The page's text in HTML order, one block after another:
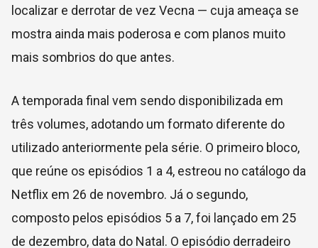
localizar e derrotar de vez Vecna — cuja ameaça se
mostra ainda mais poderosa e com planos muito
mais sombrios do que antes.
A temporada final vem sendo disponibilizada em
três volumes, adotando um formato diferente do
utilizado anteriormente pela série. O primeiro bloco,
que reúne os episódios 1 a 4, estreou no catálogo da
Netflix em 26 de novembro. Já o segundo,
composto pelos episódios 5 a 7, foi lançado em 25
de dezembro, data do Natal. O episódio derradeiro